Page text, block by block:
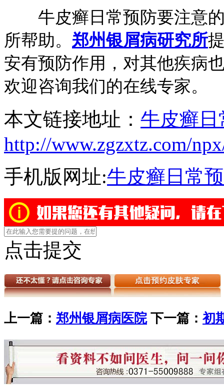
牛皮癣日常预防要注意的
所帮助。 郑州银屑病研究所
安有预防作用，对其他疾病
欢迎咨询我们的在线专家。
本文链接地址： 牛皮癣
http://www.zgzxtz.com/
手机版网址:牛皮癣日常
点击提交
上一篇： 郑州银屑病医院下一篇：初